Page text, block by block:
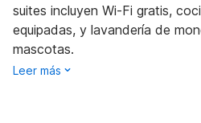
suites incluyen Wi-Fi gratis,
equipadas, y lavandería de
mascotas.
Leer más